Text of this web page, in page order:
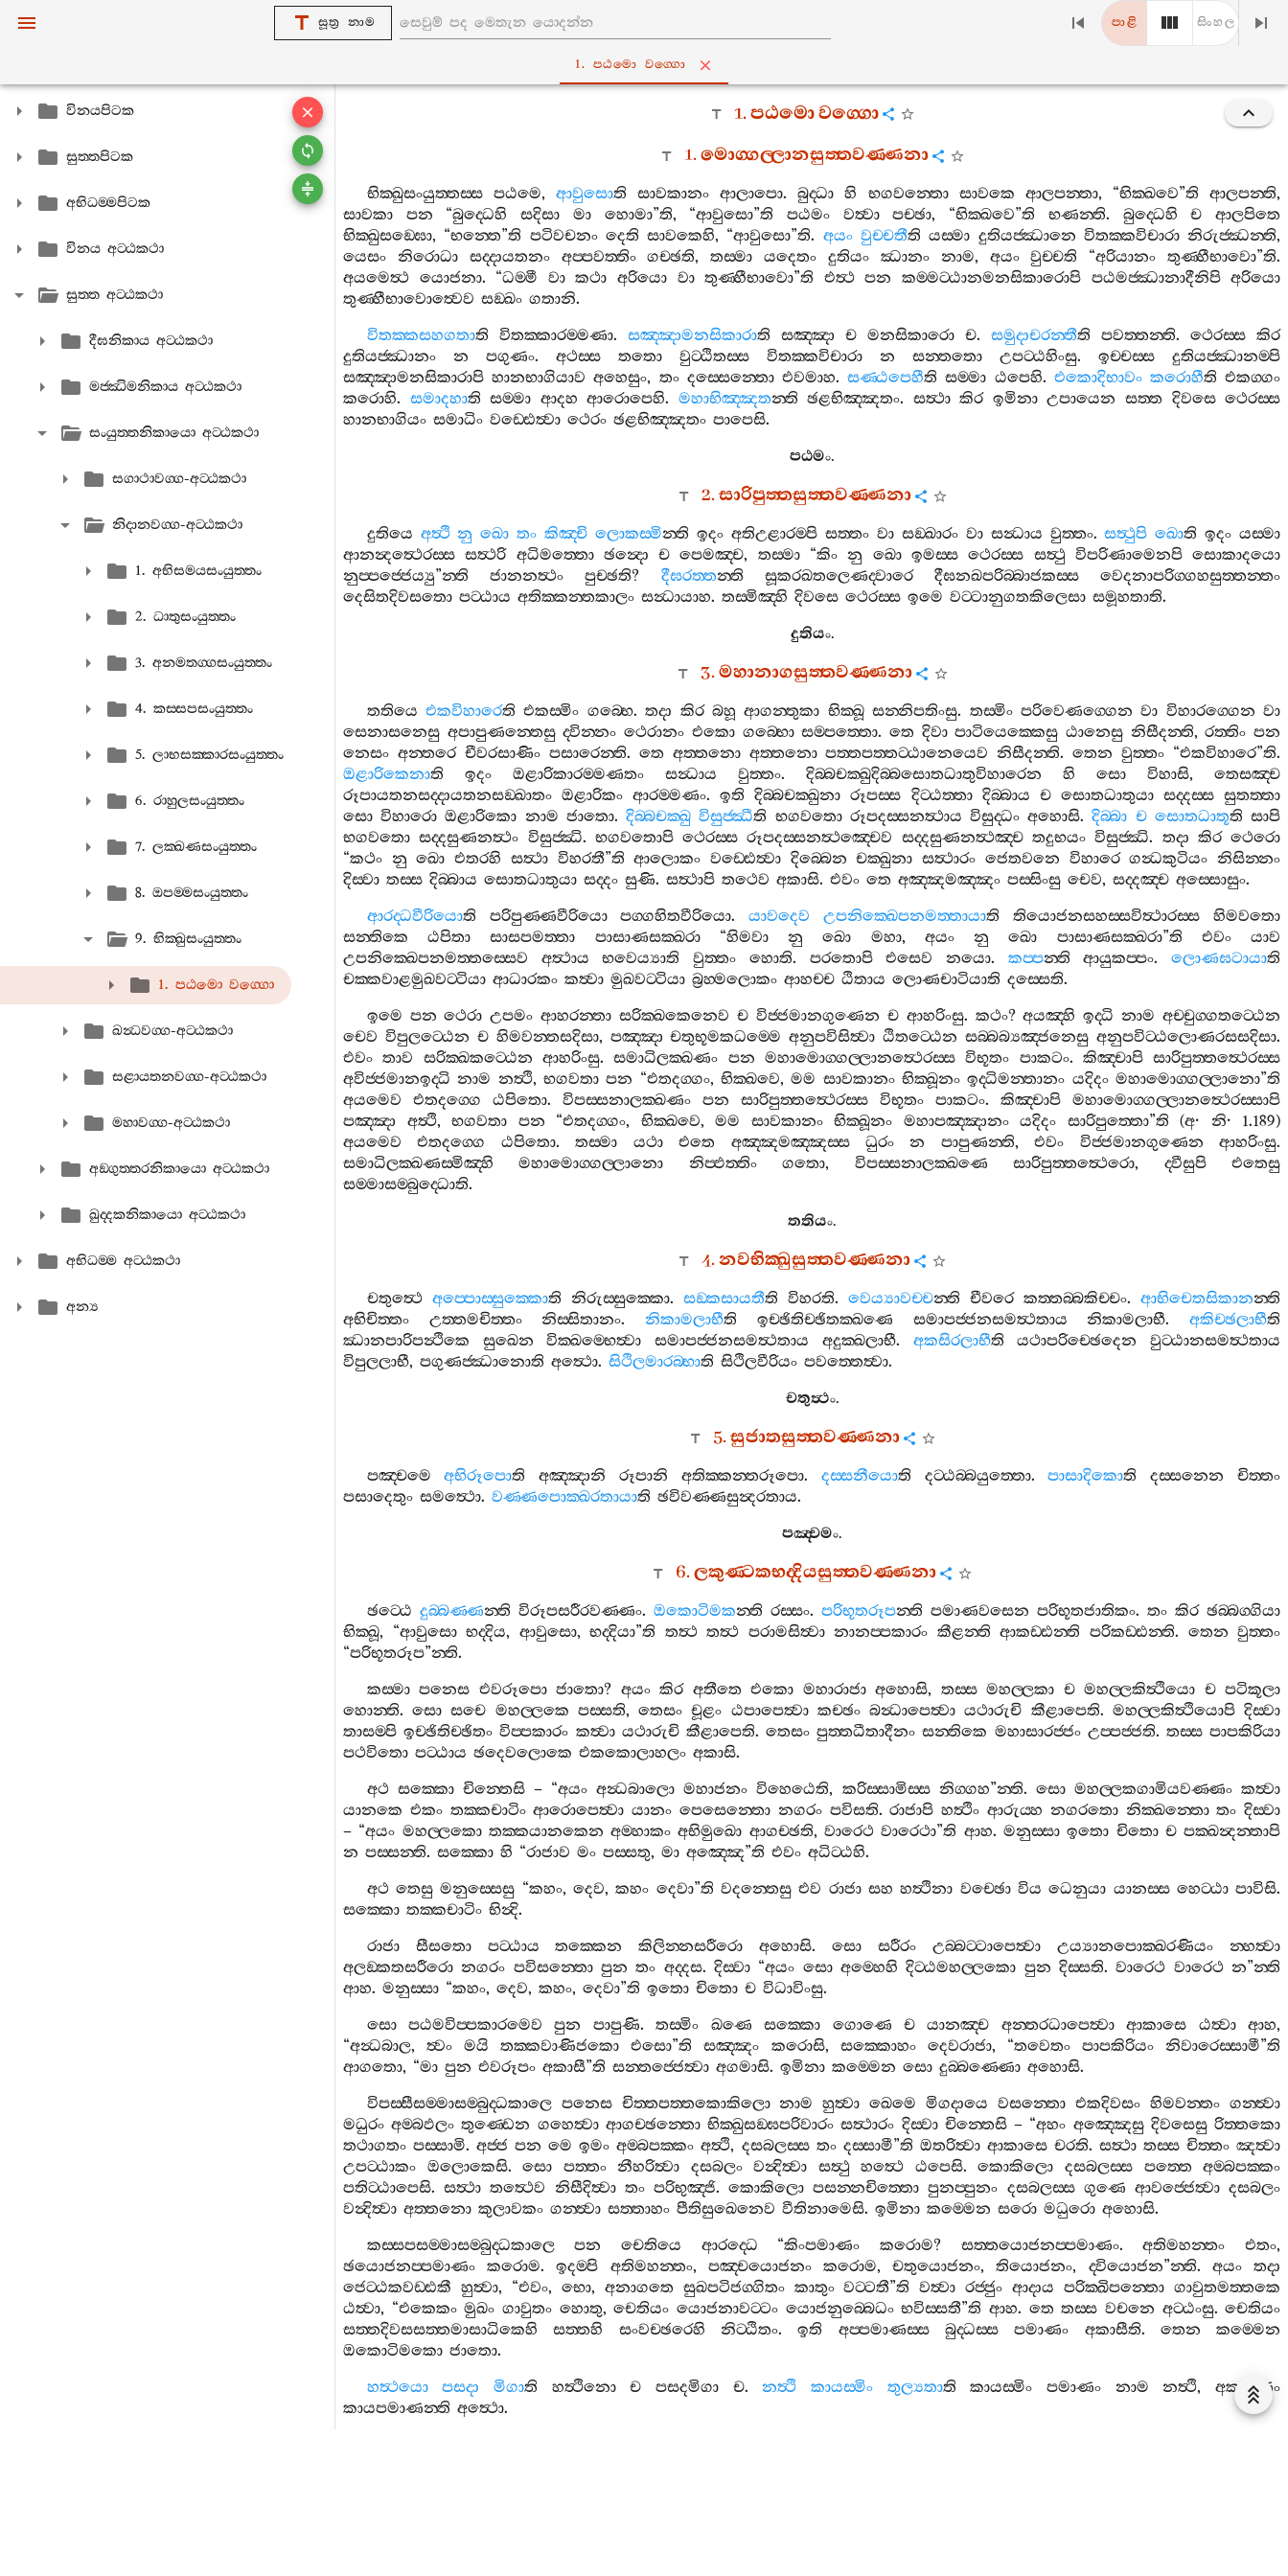
සූත්‍ර නාම පාළි සිංහල
1. පඨමො වග‍්ගො
විනයපිටක
සුත‍්තපිටක
අභිධම‍්මපිටක
විනය අට‍්ඨකථා
සුත‍්ත අට‍්ඨකථා
දීඝනිකාය අට‍්ඨකථා
මජ‍්ඣිමනිකාය අට‍්ඨකථා
සංයුත‍්තනිකායො අට‍්ඨකථා
සගාථාවග‍්ග-අට‍්ඨකථා
නිදානවග‍්ග-අට‍්ඨකථා
1. අභිසමයසංයුත‍්තං
2. ධාතුසංයුත‍්තං
3. අනමතග‍්ගසංයුත‍්තං
4. කස‍්සපසංයුත‍්තං
5. ලාභසක‍්කාරසංයුත‍්තං
6. රාහුලසංයුත‍්තං
7. ලක‍්ඛණසංයුත‍්තං
8. ඔපම‍්මසංයුත‍්තං
9. භික‍්ඛුසංයුත‍්තං
1. පඨමො වග‍්ගො
ඛන්‍ධවග‍්ග-අට‍්ඨකථා
සළායතනවග‍්ග-අට‍්ඨකථා
මහාවග‍්ග-අට‍්ඨකථා
අඞ‍්ගුත‍්තරනිකායො අට‍්ඨකථා
ඛුද‍්දකනිකායො අට‍්ඨකථා
අභිධම‍්ම අට‍්ඨකථා
අන්‍ය
1.පඨමොවග‍්ගො
1.මොග‍්ගල‍්ලානසුත‍්තවණ‍්ණනා
භික‍්ඛුසංයුත‍්තස‍්ස පඨමෙ, ආවුසොති සාවකානං ආලාපො.බුද‍්ධා හි භගවන‍්තො සාවකෙ ආලපන‍්තා, “භික‍්ඛවෙ”ති ආලපන‍්ති,
සාවකා
පන “බුද‍්ධෙහි සදිසා මා හොමා”ති, “ආවුසො”ති පඨමං වත්‍වා පච‍්ඡා, “භික‍්ඛවෙ”ති භණන‍්ති. බුද‍්ධෙහි ච
ආලපිතෙ
භික‍්ඛුසඞ‍්ඝො, “භන‍්තෙ”ති පටිවචනං දෙති සාවකෙහි, “ආවුසො”ති. අයං වුච‍්චතීති යස‍්මා දුතියජ‍්ඣානෙ විතක‍්කවිචාරා නිරුජ‍්ඣන‍්ති,
යෙසං
නිරොධා සද‍්දායතනං අප‍්පවත‍්තිං ගච‍්ඡති,තස‍්මා යදෙතං දුතියං ඣානං නාම, අයං වුච‍්චති “අරියානං තුණ‍්හීභාවො”ති.
අයමෙත්‍ථ යොජනා. “ධම‍්මී වා කථා අරියො වා තුණ‍්හීභාවො”ති එත්‍ථ පන කම‍්මට‍්ඨානමනසිකාරොපි පඨමජ‍්ඣානාදීනිපි අරියො
තුණ‍්හීභාවොත්‍වෙව සඞ‍්ඛං ගතානි.
විතක‍්කසහගතාති විතක‍්කාරම‍්මණා. සඤ‍්ඤාමනසිකාරාති සඤ‍්ඤා ච මනසිකාරො ච. සමුදාචරන‍්තීති පවත‍්තන‍්ති.ථෙරස‍්ස කිර
දුතියජ‍්ඣානං
න පගුණං. අථස‍්ස තතො වුට‍්ඨිතස‍්ස විතක‍්කවිචාරා න සන‍්තතො උපට‍්ඨහිංසු. ඉච‍්චස‍්ස
දුතියජ‍්ඣානම‍්පි
සඤ‍්ඤාමනසිකාරාපි හානභාගියාව අහෙසුං, තං දස‍්සෙන‍්තො එවමාහ.සණ‍්ඨපෙහීති සම‍්මා ඨපෙහි. එකොදිභාවං කරොහීති එකග‍්ගං
කරොහි. සමාදහාති සම‍්මා ආදහ ආරොපෙහි. මහාභිඤ‍්ඤතන‍්ති ඡළභිඤ‍්ඤතං. සත්‍ථා කිර ඉමිනා උපායෙන සත‍්ත දිවසෙ ථෙරස‍්ස
හානභාගියං සමාධිං වඩ‍්ඪෙත්‍වා ථෙරං ඡළභිඤ‍්ඤතං පාපෙසි.
පඨමං.
2.සාරිපුත‍්තසුත‍්තවණ‍්ණනා
දුතියෙ අත්‍ථි නු ඛො තං කිඤ‍්චි ලොකස‍්මින‍්ති ඉදං අතිඋළාරම‍්පි සත‍්තං වා සඞ‍්ඛාරං වා සන්‍ධාය වුත‍්තං.සත්‍ථුපි ඛොති ඉදං යස‍්මා
ආනන්‍දත්‍ථෙරස‍්ස සත්‍ථරි අධිමත‍්තො ඡන්‍දො ච පෙමඤ‍්ච, තස‍්මා“කිං නු ඛො ඉමස‍්ස ථෙරස‍්ස සත්‍ථු විපරිණාමෙනපි සොකාදයො
නුප‍්පජ‍්ජෙය්‍යු”න‍්ති ජානනත්‍ථං පුච‍්ඡති? දීඝරත‍්තන‍්ති සූකරඛතලෙණද‍්වාරෙ දීඝනඛපරිබ‍්බාජකස‍්ස
වෙදනාපරිග‍්ගහසුත‍්තන‍්තං
දෙසිතදිවසතො පට‍්ඨාය අතික‍්කන‍්තකාලං සන්‍ධායාහ. තස‍්මිඤ‍්හි දිවසෙ ථෙරස‍්ස ඉමෙ වට‍්ටානුගතකිලෙසා සමූහතාති.
දුතියං.
3.මහානාගසුත‍්තවණ‍්ණනා
තතියෙ එකවිහාරෙති එකස‍්මිං ගබ‍්භෙ.තදා කිර බහූ ආගන‍්තුකා භික‍්ඛූ සන‍්නිපතිංසු. තස‍්මිං පරිවෙණග‍්ගෙන වා විහාරග‍්ගෙන වා
සෙනාසනෙසු අපාපුණන‍්තෙසු ද‍්වින‍්නං ථෙරානං එකො ගබ‍්භො සම‍්පත‍්තො. තෙ දිවා පාටියෙක‍්කෙසු ඨානෙසු නිසීදන‍්ති,රත‍්තිං පන
නෙසං අන‍්තරෙ චීවරසාණිං පසාරෙන‍්ති. තෙ අත‍්තනො අත‍්තනො පත‍්තපත‍්තට‍්ඨානෙයෙව නිසීදන‍්ති.තෙන වුත‍්තං “එකවිහාරෙ”ති.
ඔළාරිකෙනාති ඉදං ඔළාරිකාරම‍්මණතං සන්‍ධාය වුත‍්තං. දිබ‍්බචක‍්ඛුදිබ‍්බසොතධාතුවිහාරෙන හි සො විහාසි, තෙසඤ‍්ච
රූපායතනසද‍්දායතනසඞ‍්ඛාතං ඔළාරිකං ආරම‍්මණං.ඉති දිබ‍්බචක‍්ඛුනා රූපස‍්ස දිට‍්ඨත‍්තා දිබ‍්බාය ච සොතධාතුයා සද‍්දස‍්ස සුතත‍්තා
සො විහාරො ඔළාරිකො නාම ජාතො.දිබ‍්බචක‍්ඛු විසුජ‍්ඣීති භගවතො රූපදස‍්සනත්‍ථාය විසුද‍්ධං අහොසි.දිබ‍්බා ච සොතධාතූති සාපි
භගවතො සද‍්දසුණනත්‍ථං විසුජ‍්ඣි. භගවතොපි ථෙරස‍්ස රූපදස‍්සනත්‍ථඤ‍්චෙව සද‍්දසුණනත්‍ථඤ‍්ච තදුභයං විසුජ‍්ඣි. තදා කිර ථෙරො
“කථං නු ඛො එතරහි සත්‍ථා විහරතී”ති ආලොකං වඩ‍්ඪෙත්‍වා දිබ‍්බෙන චක‍්ඛුනා සත්‍ථාරං ජෙතවනෙ විහාරෙ ගන්‍ධකුටියං නිසින‍්නං
දිස‍්වා තස‍්ස දිබ‍්බාය සොතධාතුයා සද‍්දං සුණි. සත්‍ථාපි තථෙව අකාසි. එවං තෙ අඤ‍්ඤමඤ‍්ඤං පස‍්සිංසු චෙව, සද‍්දඤ‍්ච අස‍්සොසුං.
ආරද‍්ධවීරියොති පරිපුණ‍්ණවීරියො පග‍්ගහිතවීරියො.යාවදෙව උපනික‍්ඛෙපනමත‍්තායාති තියොජනසහස‍්සවිත්‍ථාරස‍්ස
හිමවතො
සන‍්තිකෙ
ඨපිතා සාසපමත‍්තා පාසාණසක‍්ඛරා“හිමවා නු ඛො මහා, අයං නු ඛො පාසාණසක‍්ඛරා”ති එවං
යාව
උපනික‍්ඛෙපනමත‍්තස‍්සෙව
අත්‍ථාය භවෙය්‍යාති වුත‍්තං හොති. පරතොපි එසෙව නයො. කප‍්පන‍්ති ආයුකප‍්පං.ලොණඝටායාති
චක‍්කවාළමුඛවට‍්ටියා ආධාරකං කත්‍වා මුඛවට‍්ටියා බ්‍රහ‍්මලොකං ආහච‍්ච ඨිතාය ලොණචාටියාති දස‍්සෙති.
ඉමෙ පන ථෙරා උපමං ආහරන‍්තා සරික‍්ඛකෙනෙව ච විජ‍්ජමානගුණෙන ච ආහරිංසු. කථං?අයඤ‍්හි ඉද‍්ධි නාම අච‍්චුග‍්ගතට‍්ඨෙන
චෙව විපුලට‍්ඨෙන ච හිමවන‍්තසදිසා, පඤ‍්ඤා චතුභූමකධම‍්මෙ අනුපවිසිත්‍වා ඨිතට‍්ඨෙන සබ‍්බබ්‍යඤ‍්ජනෙසු අනුපවිට‍්ඨලොණරසසදිසා.
එවං තාව සරික‍්ඛකට‍්ඨෙන ආහරිංසු.සමාධිලක‍්ඛණං පන මහාමොග‍්ගල‍්ලානත්‍ථෙරස‍්ස විභූතං පාකටං. කිඤ‍්චාපි සාරිපුත‍්තත්‍ථෙරස‍්ස
අවිජ‍්ජමානඉද‍්ධි නාම නත්‍ථි,භගවතා පන “එතදග‍්ගං,භික‍්ඛවෙ,මම සාවකානං භික‍්ඛූනං ඉද‍්ධිමන‍්තානං යදිදං මහාමොග‍්ගල‍්ලානො”ති
අයමෙව
එතදග‍්ගෙ ඨපිතො. විපස‍්සනාලක‍්ඛණං පන සාරිපුත‍්තත්‍ථෙරස‍්ස විභූතං පාකටං. කිඤ‍්චාපි
මහාමොග‍්ගල‍්ලානත්‍ථෙරස‍්සාපි
පඤ‍්ඤා
අත්‍ථි, භගවතා පන “එතදග‍්ගං, භික‍්ඛවෙ, මම සාවකානං භික‍්ඛූනං මහාපඤ‍්ඤානං යදිදං සාරිපුත‍්තො”ති (අ· නි· 1.189)
අයමෙව
එතදග‍්ගෙ ඨපිතො.තස‍්මා යථා එතෙ අඤ‍්ඤමඤ‍්ඤස‍්ස ධුරං න පාපුණන‍්ති,එවං විජ‍්ජමානගුණෙන ආහරිංසු.
සමාධිලක‍්ඛණස‍්මිඤ‍්හි
මහාමොග‍්ගල‍්ලානො නිප‍්ඵත‍්තිං ගතො, විපස‍්සනාලක‍්ඛණෙ සාරිපුත‍්තත්‍ථෙරො, ද‍්වීසුපි
එතෙසු
සම‍්මාසම‍්බුද‍්ධොති.
තතියං.
4.නවභික‍්ඛුසුත‍්තවණ‍්ණනා
චතුත්‍ථෙ අප‍්පොස‍්සුක‍්කොති නිරුස‍්සුක‍්කො. සඞ‍්කසායතීති විහරති. වෙය්‍යාවච‍්චන‍්ති චීවරෙ කත‍්තබ‍්බකිච‍්චං. ආභිචෙතසිකානන‍්ති
අභිචිත‍්තං
උත‍්තමචිත‍්තං නිස‍්සිතානං.නිකාමලාභීති ඉච‍්ඡිතිච‍්ඡිතක‍්ඛණෙ සමාපජ‍්ජනසමත්‍ථතාය නිකාමලාභී.අකිච‍්ඡලාභීති
ඣානපාරිපන්‍ථිකෙ
සුඛෙන වික‍්ඛම‍්භෙත්‍වා සමාපජ‍්ජනසමත්‍ථතාය අදුක‍්ඛලාභී. අකසිරලාභීති යථාපරිච‍්ඡෙදෙන
වුට‍්ඨානසමත්‍ථතාය
විපුලලාභී, පගුණජ‍්ඣානොති අත්‍ථො. සිථිලමාරබ‍්භාති සිථිලවීරියං පවත‍්තෙත්‍වා.
චතුත්‍ථං.
5.සුජාතසුත‍්තවණ‍්ණනා
පඤ‍්චමෙ අභිරූපොති අඤ‍්ඤානි රූපානි අතික‍්කන‍්තරූපො. දස‍්සනීයොති දට‍්ඨබ‍්බයුත‍්තො.පාසාදිකොති දස‍්සනෙන
චිත‍්තං
පසාදෙතුං සමත්‍ථො. වණ‍්ණපොක‍්ඛරතායාති ඡවිවණ‍්ණසුන්‍දරතාය.
පඤ‍්චමං.
6.ලකුණ‍්ටකභද‍්දියසුත‍්තවණ‍්ණනා
ඡට‍්ඨෙ දුබ‍්බණ‍්ණන‍්ති විරූපසරීරවණ‍්ණං. ඔකොටිමකන‍්ති රස‍්සං. පරිභූතරූපන‍්ති පමාණවසෙන පරිභූතජාතිකං. තං කිර ඡබ‍්බග‍්ගියා
භික‍්ඛූ, “ආවුසො භද‍්දිය, ආවුසො,භද‍්දියා”ති තත්‍ථ තත්‍ථ පරාමසිත්‍වා නානප‍්පකාරං කීළන‍්ති ආකඩ‍්ඪන‍්ති පරිකඩ‍්ඪන‍්ති. තෙන වුත‍්තං
“පරිභූතරූප”න‍්ති.
කස‍්මා පනෙස එවරූපො ජාතො? අයං කිර අතීතෙ එකො මහාරාජා අහොසි, තස‍්ස මහල‍්ලකා ච මහල‍්ලකිත්‍ථියො ච පටිකූලා
හොන‍්ති.සො සචෙ මහල‍්ලකෙ පස‍්සති,තෙසං චූළං ඨපාපෙත්‍වා කච‍්ඡං බන්‍ධාපෙත්‍වා යථාරුචි කීළාපෙති. මහල‍්ලකිත්‍ථියොපි දිස‍්වා
තාසම‍්පි ඉච‍්ඡිතිච‍්ඡිතං විප‍්පකාරං කත්‍වා යථාරුචි කීළාපෙති.තෙසං පුත‍්තධීතාදීනං සන‍්තිකෙ මහාසාරජ‍්ජං උප‍්පජ‍්ජති. තස‍්ස පාපකිරියා
පථවිතො පට‍්ඨාය ඡදෙවලොකෙ එකකොලාහලං අකාසි.
අථ සක‍්කො චින‍්තෙසි– “අයං අන්‍ධබාලො මහාජනං විහෙඨෙති, කරිස‍්සාමිස‍්ස නිග‍්ගහ”න‍්ති. සො මහල‍්ලකගාමියවණ‍්ණං කත්‍වා
යානකෙ එකං තක‍්කචාටිං ආරොපෙත්‍වා යානං පෙසෙන‍්තො නගරං පවිසති.රාජාපි හත්‍ථිං ආරුය‍්හ නගරතො නික‍්ඛන‍්තො තං දිස‍්වා
– “අයං මහල‍්ලකො තක‍්කයානකෙන අම‍්හාකං අභිමුඛො ආගච‍්ඡති,වාරෙථ වාරෙථා”ති ආහ. මනුස‍්සා ඉතො චිතො ච පක‍්ඛන්‍දන‍්තාපි
න පස‍්සන‍්ති. සක‍්කො හි “රාජාව මං පස‍්සතු, මා අඤ‍්ඤෙ”ති එවං අධිට‍්ඨහි.
අථ තෙසු මනුස‍්සෙසු “කහං, දෙව,කහං දෙවා”ති වදන‍්තෙසු එව රාජා සහ හත්‍ථිනා වච‍්ඡො විය ධෙනුයා යානස‍්ස හෙට‍්ඨා පාවිසි.
සක‍්කො තක‍්කචාටිං භින්‍දි.
රාජා
සීසතො පට‍්ඨාය තක‍්කෙන කිලින‍්නසරීරො අහොසි.සො සරීරං උබ‍්බට‍්ටාපෙත්‍වා උය්‍යානපොක‍්ඛරණියං
න‍්හත්‍වා
අලඞ‍්කතසරීරො නගරං පවිසන‍්තො පුන තං අද‍්දස.දිස‍්වා “අයං සො අම‍්හෙහි දිට‍්ඨමහල‍්ලකො පුන දිස‍්සති.වාරෙථ වාරෙථ න”න‍්ති
ආහ. මනුස‍්සා “කහං, දෙව, කහං, දෙවා”ති ඉතො චිතො ච විධාවිංසු.
සො
පඨමවිප‍්පකාරමෙව පුන පාපුණි.තස‍්මිං ඛණෙ සක‍්කො ගොණෙ ච යානඤ‍්ච අන‍්තරධාපෙත්‍වා ආකාසෙ ඨත්‍වා ආහ,
“අන්‍ධබාල,ත්‍වං මයි තක‍්කවාණිජකො එසො”ති සඤ‍්ඤං කරොසි, සක‍්කොහං දෙවරාජා, “තවෙතං පාපකිරියං නිවාරෙස‍්සාමී”ති
ආගතො, “මා පුන එවරූපං අකාසී”ති සන‍්තජ‍්ජෙත්‍වා අගමාසි. ඉමිනා කම‍්මෙන සො දුබ‍්බණ‍්ණො අහොසි.
විපස‍්සීසම‍්මාසම‍්බුද‍්ධකාලෙ පනෙස චිත‍්තපත‍්තකොකිලො නාම හුත්‍වා ඛෙමෙ මිගදායෙ වසන‍්තො එකදිවසං හිමවන‍්තං ගන‍්ත්‍වා
මධුරං අම‍්බඵලං තුණ‍්ඩෙන ගහෙත්‍වා ආගච‍්ඡන‍්තො භික‍්ඛුසඞ‍්ඝපරිවාරං සත්‍ථාරං දිස‍්වා චින‍්තෙසි– “අහං අඤ‍්ඤෙසු දිවසෙසු රිත‍්තකො
තථාගතං පස‍්සාමි.අජ‍්ජ පන මෙ ඉමං අම‍්බපක‍්කං අත්‍ථි, දසබලස‍්ස තං දස‍්සාමී”ති ඔතරිත්‍වා ආකාසෙ චරති. සත්‍ථා තස‍්ස චිත‍්තං ඤත්‍වා
උපට‍්ඨාකං
ඔලොකෙසි.සො පත‍්තං නීහරිත්‍වා දසබලං වන්‍දිත්‍වා සත්‍ථු හත්‍ථෙ ඨපෙසි.කොකිලො දසබලස‍්ස පත‍්තෙ
අම‍්බපක‍්කං
පතිට‍්ඨාපෙසි.සත්‍ථා තත්‍ථෙව නිසීදිත්‍වා තං පරිභුඤ‍්ජි.කොකිලො පසන‍්නචිත‍්තො පුනප‍්පුනං දසබලස‍්ස ගුණෙ ආවජ‍්ජෙත්‍වා දසබලං
වන්‍දිත්‍වා අත‍්තනො කුලාවකං ගන‍්ත්‍වා සත‍්තාහං පීතිසුඛෙනෙව වීතිනාමෙසි. ඉමිනා කම‍්මෙන සරො මධුරො අහොසි.
කස‍්සපසම‍්මාසම‍්බුද‍්ධකාලෙ
පන චෙතියෙ ආරද‍්ධෙ “කිංපමාණං කරොම? සත‍්තයොජනප‍්පමාණං.අතිමහන‍්තං එතං,
ඡයොජනප‍්පමාණං
කරොම.ඉදම‍්පි අතිමහන‍්තං, පඤ‍්චයොජනං කරොම,චතුයොජනං,තියොජනං, ද‍්වියොජන”න‍්ති. අයං
තදා
ජෙට‍්ඨකවඩ‍්ඪකී හුත්‍වා, “එවං, භො, අනාගතෙ සුඛපටිජග‍්ගිතං කාතුං වට‍්ටතී”ති වත්‍වා රජ‍්ජුං ආදාය පරික‍්ඛිපන‍්තො ගාවුතමත‍්තකෙ
ඨත්‍වා, “එකෙකං මුඛං ගාවුතං හොතු,චෙතියං යොජනාවට‍්ටං යොජනුබ‍්බෙධං භවිස‍්සතී”ති ආහ. තෙ තස‍්ස වචනෙ අට‍්ඨංසු.චෙතියං
සත‍්තදිවසසත‍්තමාසාධිකෙහි
සත‍්තහි සංවච‍්ඡරෙහි නිට‍්ඨිතං.ඉති අප‍්පමාණස‍්ස බුද‍්ධස‍්ස පමාණං අකාසීති. තෙන
කම‍්මෙන
ඔකොටිමකො ජාතො.
හත්‍ථයො
පසදා මිගාති හත්‍ථිනො ච පසදමිගා ච.නත්‍ථි කායස‍්මිං තුල්‍යතාති කායස‍්මිං පමාණං නාම නත්‍ථි,අකාරණං
කායපමාණන‍්ති අත්‍ථො.